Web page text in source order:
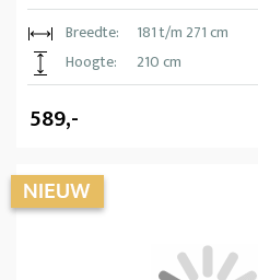
Breedte:
181 t/m 271 cm
Hoogte:
210 cm
589,-